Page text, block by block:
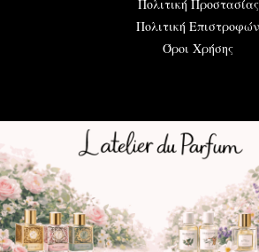
Πολιτική Προστασίας
Πολιτική Επιστροφών
Όροι Χρήσης